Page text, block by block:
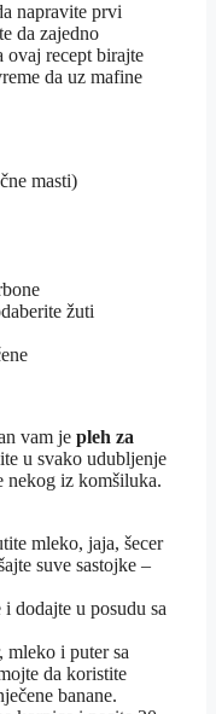
napravite prvi
da zajedno
ovaj recept birajte
da uz mafine
masti)
žuti
vam je pleh za
u svako udubljenje
nekog iz komšiluka.
mleko, jaja, šecer
suve sastojke –
dodajte u posudu sa
mleko i puter sa
da koristite
banane.